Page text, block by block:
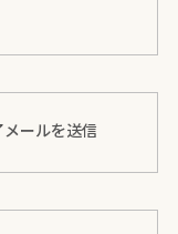
ールを送信